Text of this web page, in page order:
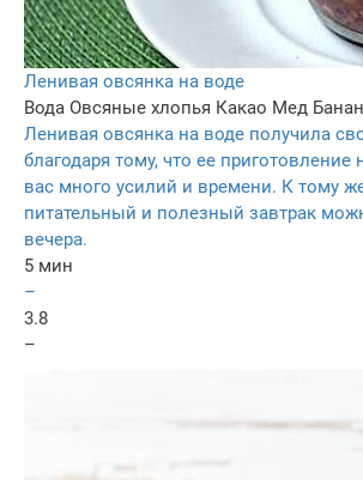
Ленивая овсянка на воде
Вода Овсяные хлопья Какао Мед Банан
Ленивая овсянка на воде получила
благодаря тому, что ее приготовление
вас много усилий и времени. К тому
питательный и полезный завтрак
вечера.
5 мин
–
3.8
–